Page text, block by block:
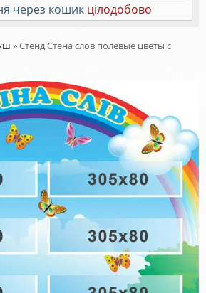
через кошик цілодобово
»Стенд Стена слов полевые цветы с